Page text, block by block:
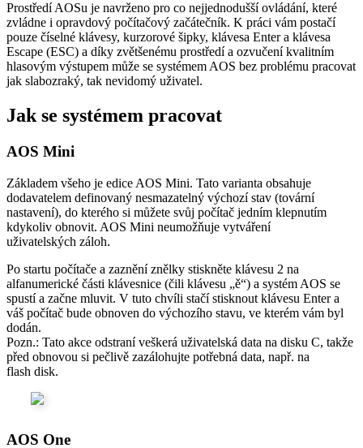
Prostředí AOSu je navrženo pro co nejjednodušší ovládání, které
zvládne i opravdový počítačový začátečník. K práci vám postačí
pouze číselné klávesy, kurzorové šipky, klávesa Enter a klávesa
Escape (ESC) a díky zvětšenému prostředí a ozvučení kvalitním
hlasovým výstupem může se systémem AOS bez problému pracovat
jak slabozraký, tak nevidomý uživatel.
Jak se systémem pracovat
AOS Mini
Základem všeho je edice AOS Mini. Tato varianta obsahuje
dodavatelem definovaný nesmazatelný výchozí stav (tovární
nastavení), do kterého si můžete svůj počítač jedním klepnutím
kdykoliv obnovit. AOS Mini neumožňuje vytváření
uživatelských zá­loh.
Po startu počítače a zaznění znělky stiskněte klávesu 2 na
alfanumerické části klávesnice (čili klávesu „ě“) a systém AOS se
spustí a začne mluvit. V tuto chvíli stačí stisknout klávesu Enter a
váš počítač bude obnoven do výchozího stavu, ve kterém vám byl
dodán.
Pozn.: Tato akce odstraní veškerá uživatelská data na disku C, takže
před obnovou si pečlivě zazálohujte potřebná data, např. na
flash disk.
AOS One